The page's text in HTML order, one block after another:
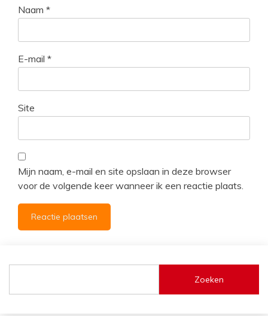
Naam *
E-mail *
Site
Mijn naam, e-mail en site opslaan in deze browser
voor de volgende keer wanneer ik een reactie plaats.
Zoeken